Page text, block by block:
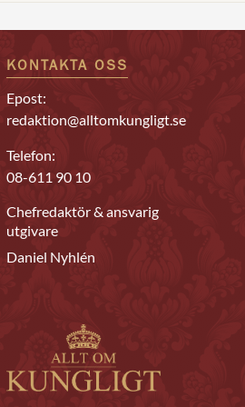
KONTAKTA OSS
Epost:
redaktion@alltomkungligt.se
Telefon:
08-611 90 10
Chefredaktör & ansvarig
utgivare
Daniel Nyhlén